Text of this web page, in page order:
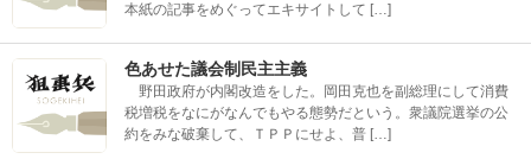
本紙の記事をめぐってエキサイトして […]
色あせた議会制民主主義
野田政府が内閣改造をした。岡田克也を副総理にして消費
税増税をなにがなんでもやる態勢だという。衆議院選挙の公
約をみな破棄して、ＴＰＰにせよ、普 […]